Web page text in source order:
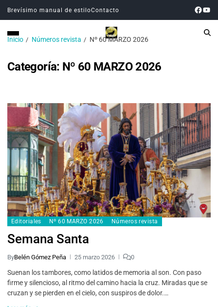
Brevísimo manual de estiloContacto
Inicio Números revista Nº 60 MARZO 2026
Categoría: Nº 60 MARZO 2026
Editoriales Nº 60 MARZO 2026 Números revista
Semana Santa
ByBelén Gómez Peña 25 marzo 2026 0
Suenan los tambores, como latidos de memoria al son. Con paso
firme y silencioso, al ritmo del camino hacia la cruz. Miradas que se
cruzan y se pierden en el cielo, con suspiros de dolor.…